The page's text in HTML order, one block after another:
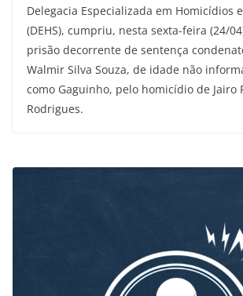
Delegacia Especializada em Homicídios
(DEHS), cumpriu, nesta sexta-feira (24/
prisão decorrente de sentença
Walmir Silva Souza, de idade não
como Gaguinho, pelo homicídio de Jairo
Rodrigues.